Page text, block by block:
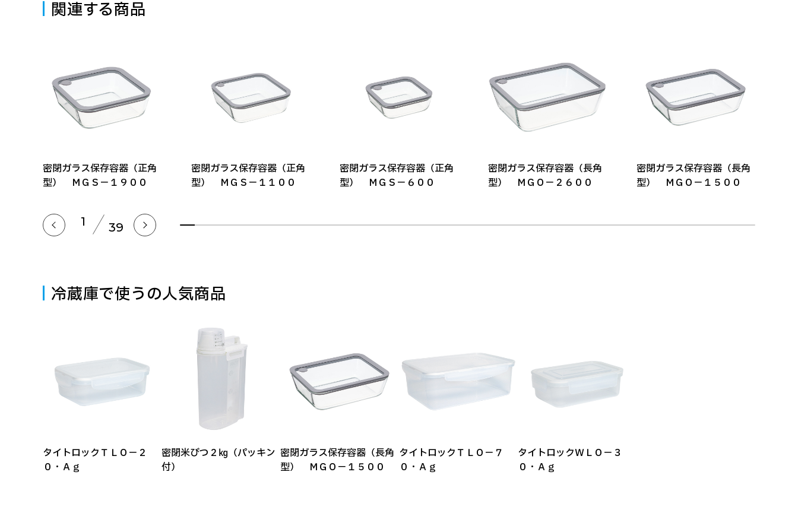
関連する商品
密閉ガラス保存容器（正角
型） ＭＧＳ－１９００
密閉ガラス保存容器（正角
型） ＭＧＳ－１１００
密閉ガラス保存容器（正角
型） ＭＧＳ－６００
密閉ガラス保存容器（長角
型） ＭＧＯ－２６００
密閉ガラス保存容器（長角
型） ＭＧＯ－１５００
1 39
冷蔵庫で使うの人気商品
タイトロックＴＬＯ－２
０・Ａｇ
密閉米びつ２㎏（パッキン
付）
密閉ガラス保存容器（長角
型） ＭＧＯ－１５００
タイトロックＴＬＯ－７
０・Ａｇ
タイトロックＷＬＯ－３
０・Ａｇ